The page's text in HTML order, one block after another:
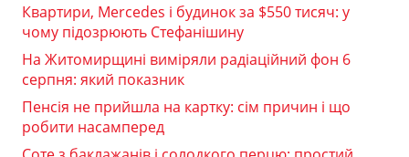
Квартири, Mercedes і будинок за $550 тисяч: у
чому підозрюють Стефанішину
На Житомирщині виміряли радіаційний фон 6
серпня: який показник
Пенсія не прийшла на картку: сім причин і що
робити насамперед